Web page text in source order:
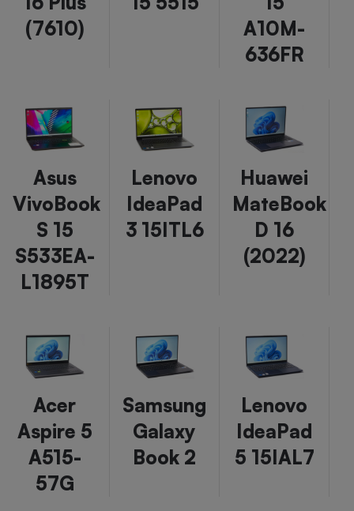
(7610)
A10M-
636FR
Asus
VivoBook
S 15
S533EA-
L1895T
Lenovo
IdeaPad
3 15ITL6
Huawei
MateBook
D 16
(2022)
Acer
Aspire 5
A515-
57G
Samsung
Galaxy
Book 2
Lenovo
IdeaPad
5 15IAL7